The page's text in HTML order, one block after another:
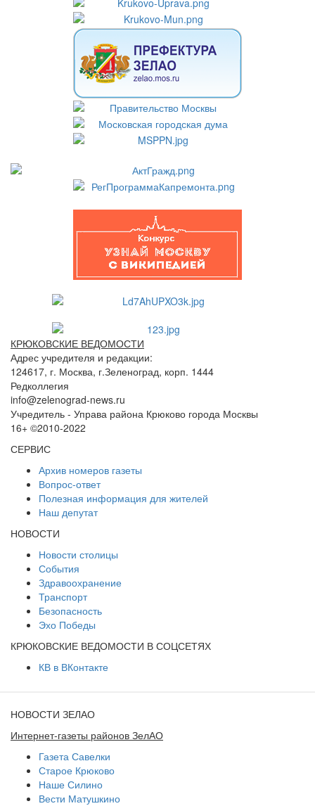
КРЮКОВСКИЕ ВЕДОМОСТИ
Адрес учредителя и редакции:
124617, г. Москва, г.Зеленоград, корп. 1444
Редколлегия
info@zelenograd-news.ru
Учредитель - Управа района Крюково города Москвы
16+ ©2010-2022
СЕРВИС
Архив номеров газеты
Вопрос-ответ
Полезная информация для жителей
Наш депутат
НОВОСТИ
Новости столицы
События
Здравоохранение
Транспорт
Безопасность
Эхо Победы
КРЮКОВСКИЕ ВЕДОМОСТИ В СОЦСЕТЯХ
КВ в ВКонтакте
НОВОСТИ ЗЕЛАО
Интернет-газеты районов ЗелАО
Газета Савелки
Старое Крюково
Наше Силино
Вести Матушкино